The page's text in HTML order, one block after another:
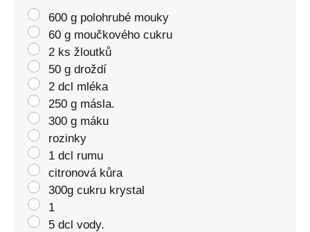
600 g polohrubé mouky
60 g moučkového cukru
2 ks žloutků
50 g droždí
2 dcl mléka
250 g másla.
300 g máku
rozinky
1 dcl rumu
citronová kůra
300g cukru krystal
1
5 dcl vody.